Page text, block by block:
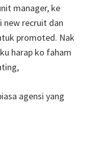
manager, ke
new recruit dan
promoted. Nak
harap ko faham
agensi yang